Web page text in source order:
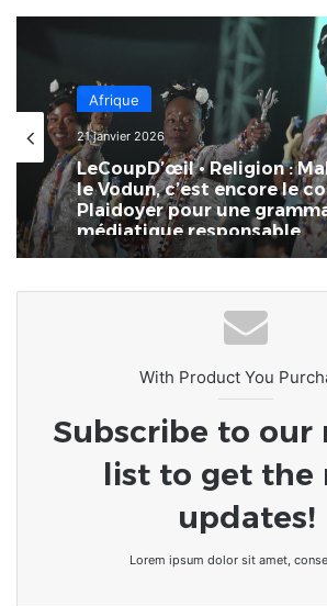
Afrique
21 janvier 2026
LeCoupD’œil • Religion :
le Vodun, c’est encore le
Plaidoyer pour une
médiatique responsable
With Product You
Subscribe to our
list to get the
updates!
Lorem ipsum dolor sit amet,